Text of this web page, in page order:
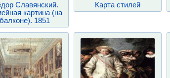
Славянский.
картина (на
балконе). 1851
Карта стилей